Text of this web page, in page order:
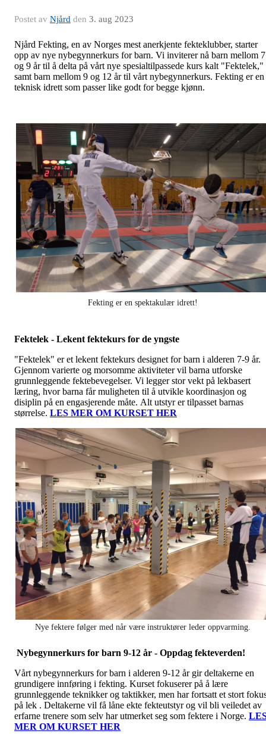
Postet av Njård den 3. aug 2023
Njård Fekting, en av Norges mest anerkjente fekteklubber, starter
opp av nye nybegynnerkurs for barn. Vi inviterer nå barn mellom 7
og 9 år til å delta på vårt nye spesialtilpassede kurs kalt "Fektelek,"
samt barn mellom 9 og 12 år til vårt nybegynnerkurs. Fekting er en
teknisk idrett som passer like godt for begge kjønn.
Fekting er en spektakulær idrett!
Fektelek - Lekent fektekurs for de yngste
"Fektelek" er et lekent fektekurs designet for barn i alderen 7-9 år.
Gjennom varierte og morsomme aktiviteter vil barna utforske
grunnleggende fektebevegelser. Vi legger stor vekt på lekbasert
læring, hvor barna får muligheten til å utvikle koordinasjon og
disiplin på en engasjerende måte. Alt utstyr er tilpasset barnas
størrelse. LES MER OM KURSET HER
Nye fektere følger med når være instruktører leder oppvarming.
Nybegynnerkurs for barn 9-12 år - Oppdag fekteverden!
Vårt nybegynnerkurs for barn i alderen 9-12 år gir deltakerne en
grundigere innføring i fekting. Kurset fokuserer på å lære
grunnleggende teknikker og taktikker, men har fortsatt et stort
på lek . Deltakerne vil få låne ekte fekteutstyr og vil bli veiledet av
erfarne trenere som selv har utmerket seg som fektere i Norge.
MER OM KURSET HER